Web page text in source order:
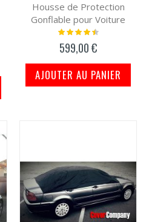
Housse de Protection
Gonflable pour Voiture
Notation:
599,00 €
AJOUTER AU PANIER